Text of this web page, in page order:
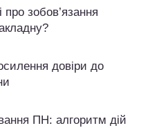
про зобов’язання
довіри до
ПН: алгоритм дій